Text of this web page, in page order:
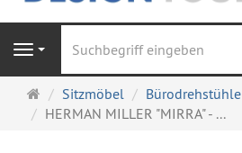
Navigation
Startseite
Sitzmöbel
Bürodrehstühle
HERMAN MILLER "MIRRA" - ...